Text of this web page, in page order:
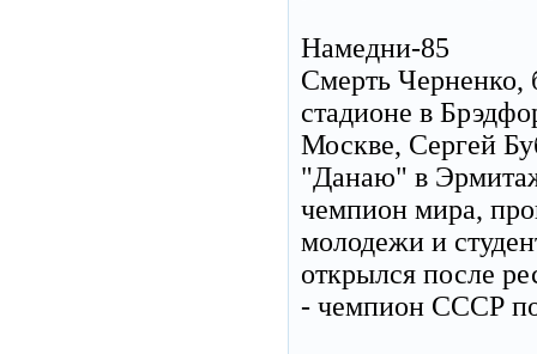
Намедни-85
Смерть Черненко,
стадионе в
Москве, Сергей
"Данаю" в
чемпион мира,
молодежи и
открылся после
- чемпион СССР